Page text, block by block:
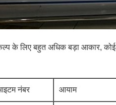
के लिए बहुत अधिक बड़ा आकार,
नंबर आयाम